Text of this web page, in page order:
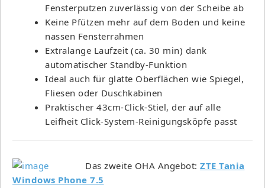
Fensterputzen zuverlässig von der Scheibe ab
Keine Pfützen mehr auf dem Boden und keine
nassen Fensterrahmen
Extralange Laufzeit (ca. 30 min) dank
automatischer Standby-Funktion
Ideal auch für glatte Oberflächen wie Spiegel,
Fliesen oder Duschkabinen
Praktischer 43cm-Click-Stiel, der auf alle
Leifheit Click-System-Reinigungsköpfe passt
Das zweite OHA Angebot: ZTE Tania
Windows Phone 7.5